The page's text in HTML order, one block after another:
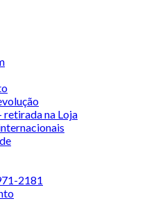
retirada na Loja
2181